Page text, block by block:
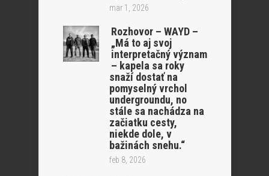
mar 1, 2026
Rozhovor – WAYD –
„Má to aj svoj
interpretačný význam
– kapela sa roky
snaží dostať na
pomyselný vrchol
undergroundu, no
stále sa nachádza na
začiatku cesty,
niekde dole, v
bažinách snehu.“
feb 8, 2026